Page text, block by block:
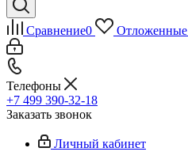
Сравнение0 Отложенные
Телефоны
+7 499 390-32-18
Заказать звонок
Личный кабинет